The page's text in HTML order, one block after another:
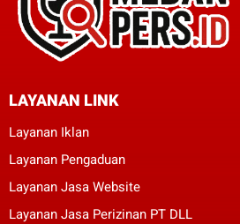
LAYANAN LINK
Layanan Iklan
Layanan Pengaduan
Layanan Jasa Website
Layanan Jasa Perizinan PT DLL